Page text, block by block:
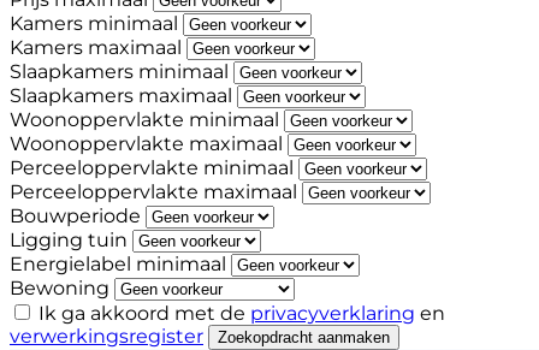
Kamers minimaal
Kamers maximaal
Slaapkamers minimaal
Slaapkamers maximaal
Woonoppervlakte minimaal
Woonoppervlakte maximaal
Perceeloppervlakte minimaal
Perceeloppervlakte maximaal
Bouwperiode
Ligging tuin
Energielabel minimaal
Bewoning
Ik ga akkoord met de privacyverklaring en
verwerkingsregister
Zoekopdracht aanmaken